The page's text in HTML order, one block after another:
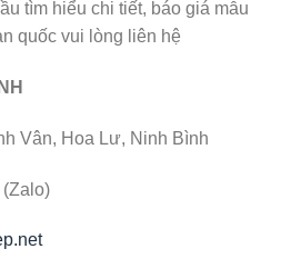
tìm hiểu chi tiết, báo giá mẫu
quốc vui lòng liên hệ
Vân, Hoa Lư, Ninh Bình